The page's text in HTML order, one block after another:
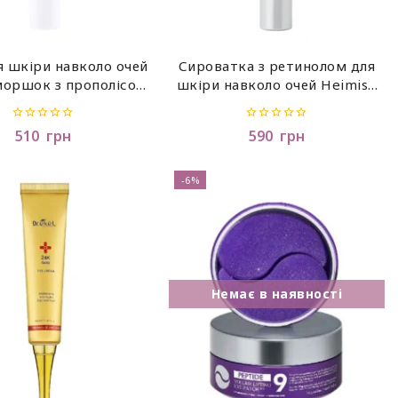
шкіри навколо очей
з прополісом
Cream 30ml
0
out
510 грн
Сироватка з ретинолом для
шкіри навколо очей Heimish
, 30 мл
0
out
590 грн
-6%